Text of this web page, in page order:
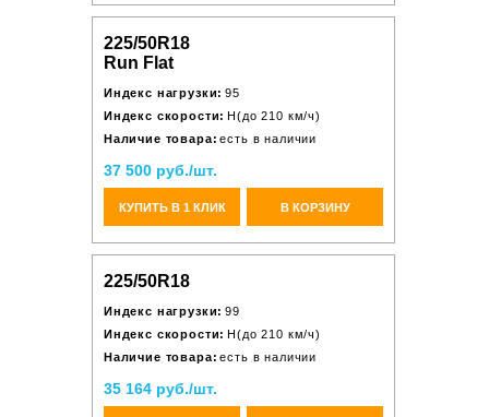
225/50R18
Run Flat
Индекс нагрузки: 95
Индекс скорости: H(до 210 км/ч)
Наличие товара: есть в наличии
37 500 руб./шт.
КУПИТЬ В 1 КЛИК В КОРЗИНУ
225/50R18
Индекс нагрузки: 99
Индекс скорости: H(до 210 км/ч)
Наличие товара: есть в наличии
35 164 руб./шт.